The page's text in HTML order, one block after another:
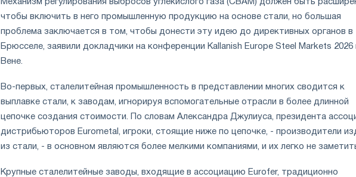
чтобы включить в него промышленную продукцию на основе стали, но большая
проблема заключается в том, чтобы донести эту идею до директивных органов в
Брюсселе, заявили докладчики на конференции Kallanish Europe Steel Markets 2026
Вене.
Во-первых, сталелитейная промышленность в представлении многих сводится к
выплавке стали, к заводам, игнорируя вспомогательные отрасли в более длинной
цепочке создания стоимости. По словам Александра Джулиуса, президента
дистрибьюторов Eurometal, игроки, стоящие ниже по цепочке, - производители
из стали, - в основном являются более мелкими компаниями, и их легко не
Крупные сталелитейные заводы, входящие в ассоциацию Eurofer, традиционно